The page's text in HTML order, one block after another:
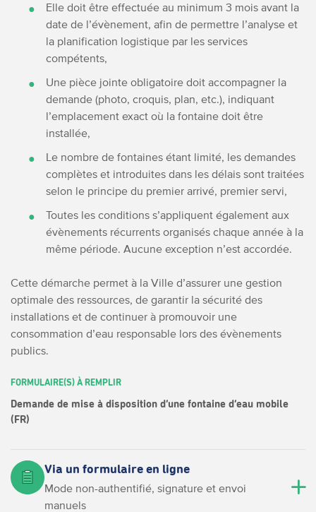
Elle doit être effectuée au minimum 3 mois avant la
date de l’évènement, afin de permettre l’analyse et
la planification logistique par les services
compétents,
Une pièce jointe obligatoire doit accompagner la
demande (photo, croquis, plan, etc.), indiquant
l’emplacement exact où la fontaine doit être
installée,
Le nombre de fontaines étant limité, les demandes
complètes et introduites dans les délais sont traitées
selon le principe du premier arrivé, premier servi,
Toutes les conditions s’appliquent également aux
évènements récurrents organisés chaque année à la
même période. Aucune exception n’est accordée.
Cette démarche permet à la Ville d’assurer une gestion
optimale des ressources, de garantir la sécurité des
installations et de continuer à promouvoir une
consommation d’eau responsable lors des évènements
publics.
FORMULAIRE(S) À REMPLIR
Demande de mise à disposition d’une fontaine d’eau mobile
(FR)
Via un formulaire en ligne
Mode non-authentifié, signature et envoi
manuels